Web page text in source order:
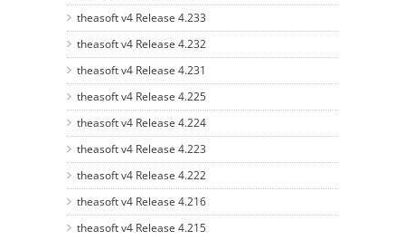
theasoft v4 Release 4.233
theasoft v4 Release 4.232
theasoft v4 Release 4.231
theasoft v4 Release 4.225
theasoft v4 Release 4.224
theasoft v4 Release 4.223
theasoft v4 Release 4.222
theasoft v4 Release 4.216
theasoft v4 Release 4.215